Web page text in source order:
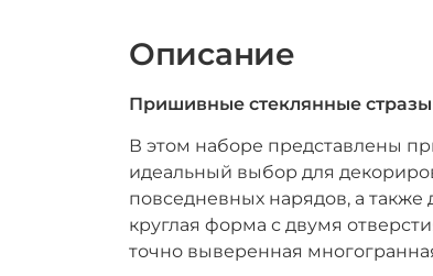
Описание
Пришивные стеклянные
В этом наборе представлены
идеальный выбор для
повседневных нарядов, а также
круглая форма с двумя
точно выверенная